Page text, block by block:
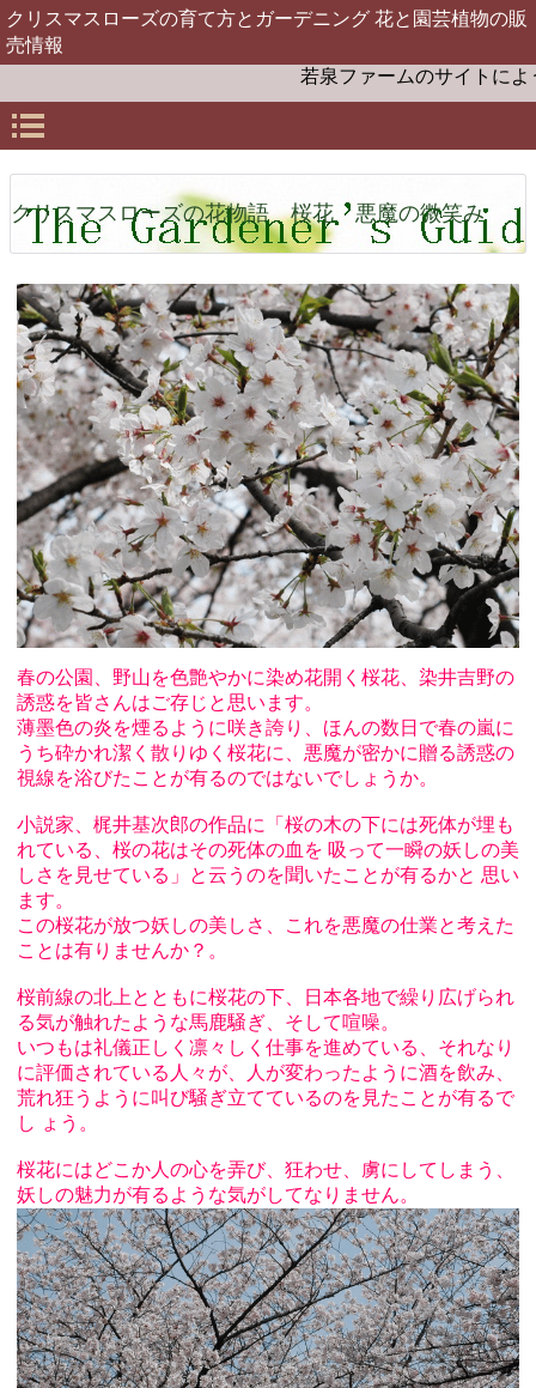
クリスマスローズの育て方とガーデニング 花と園芸植物の販
売情報
若泉ファームのサイトによ
クリスマスローズの花物語 桜花 悪魔の微笑み
春の公園、野山を色艶やかに染め花開く桜花、染井吉野の
誘惑を皆さんはご存じと思います。
薄墨色の炎を煙るように咲き誇り、ほんの数日で春の嵐に
うち砕かれ潔く散りゆく桜花に、悪魔が密かに贈る誘惑の
視線を浴びたことが有るのではないでしょうか。
小説家、梶井基次郎の作品に「桜の木の下には死体が埋も
れている、桜の花はその死体の血を 吸って一瞬の妖しの美
しさを見せている」と云うのを聞いたことが有るかと 思い
ます。
この桜花が放つ妖しの美しさ、これを悪魔の仕業と考えた
ことは有りませんか？。
桜前線の北上とともに桜花の下、日本各地で繰り広げられ
る気が触れたような馬鹿騒ぎ、そして喧噪。
いつもは礼儀正しく凛々しく仕事を進めている、それなり
に評価されている人々が、人が変わったように酒を飲み、
荒れ狂うように叫び騒ぎ立てているのを見たことが有るで
し ょう。
桜花にはどこか人の心を弄び、狂わせ、虜にしてしまう、
妖しの魅力が有るような気がしてなりません。